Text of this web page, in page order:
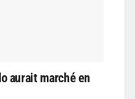
aurait marché en